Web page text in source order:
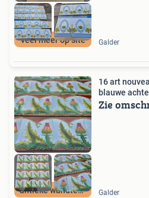
veel meer op site Galder
antieke wandtegels
16 art
blauwe
Zie
Galder